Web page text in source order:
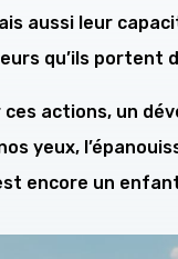
aussi leur
qu’ils portent
ces actions, un
yeux,
encore un